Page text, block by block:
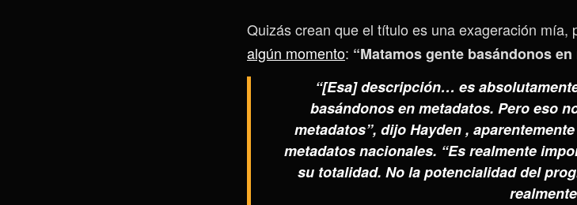
Quizás crean que el título es una exageración mía,
algún momento: “Matamos gente basándonos en
“[Esa] descripción… es
basándonos en metadatos. Pero eso
metadatos”, dijo Hayden ,
metadatos nacionales. “Es realmente
su totalidad. No la potencialidad del